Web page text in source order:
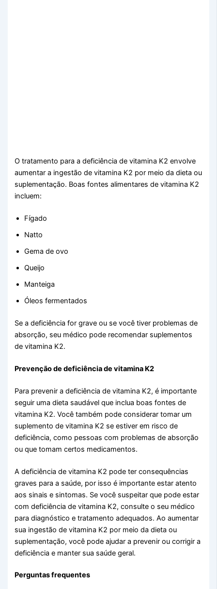
O tratamento para a deficiência de vitamina K2 envolve
aumentar a ingestão de vitamina K2 por meio da dieta ou
suplementação. Boas fontes alimentares de vitamina K2
incluem:
Fígado
Natto
Gema de ovo
Queijo
Manteiga
Óleos fermentados
Se a deficiência for grave ou se você tiver problemas de
absorção, seu médico pode recomendar suplementos
de vitamina K2.
Prevenção de deficiência de vitamina K2
Para prevenir a deficiência de vitamina K2, é importante
seguir uma dieta saudável que inclua boas fontes de
vitamina K2. Você também pode considerar tomar um
suplemento de vitamina K2 se estiver em risco de
deficiência, como pessoas com problemas de absorção
ou que tomam certos medicamentos.
A deficiência de vitamina K2 pode ter consequências
graves para a saúde, por isso é importante estar atento
aos sinais e sintomas. Se você suspeitar que pode estar
com deficiência de vitamina K2, consulte o seu médico
para diagnóstico e tratamento adequados. Ao aumentar
sua ingestão de vitamina K2 por meio da dieta ou
suplementação, você pode ajudar a prevenir ou corrigir a
deficiência e manter sua saúde geral.
Perguntas frequentes